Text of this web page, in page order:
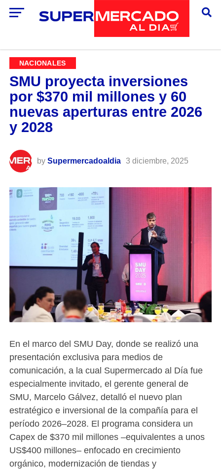
NACIONALES
SMU proyecta inversiones
por $370 mil millones y 60
nuevas aperturas entre 2026
y 2028
by Supermercadoaldia 3 diciembre, 2025
En el marco del SMU Day, donde se realizó una
presentación exclusiva para medios de
comunicación, a la cual Supermercado al Día fue
especialmente invitado, el gerente general de
SMU, Marcelo Gálvez, detalló el nuevo plan
estratégico e inversional de la compañía para el
período 2026–2028. El programa considera un
Capex de $370 mil millones –equivalentes a unos
US$400 millones– enfocado en crecimiento
orgánico, modernización de tiendas y